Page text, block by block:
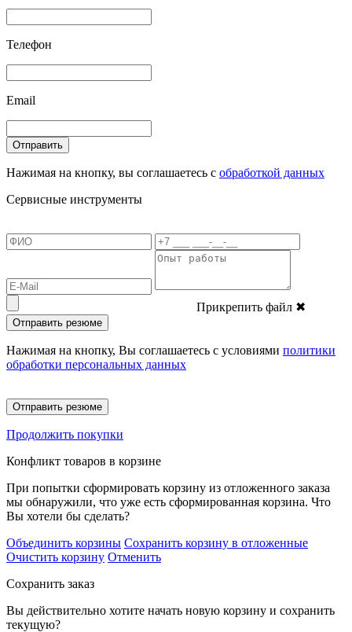
Телефон
Email
Отправить
Нажимая на кнопку, вы соглашаетесь с обработкой данных
Сервисные инструменты
Прикрепить файл ✖
Отправить резюме
Нажимая на кнопку, Вы соглашаетесь с условиями политики
обработки персональных данных
Отправить резюме
Продолжить покупки
Конфликт товаров в корзине
При попытки сформировать корзину из отложенного заказа
мы обнаружили, что уже есть сформированная корзина. Что
Вы хотели бы сделать?
Объединить корзины Сохранить корзину в отложенные
Очистить корзину Отменить
Сохранить заказ
Вы действительно хотите начать новую корзину и сохранить
текущую?